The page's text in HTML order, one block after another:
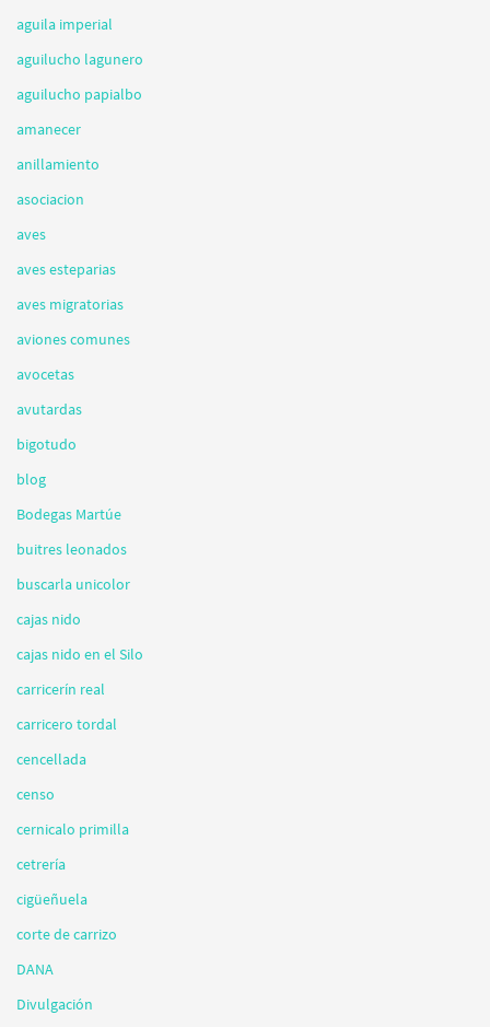
aguila imperial
aguilucho lagunero
aguilucho papialbo
amanecer
anillamiento
asociacion
aves
aves esteparias
aves migratorias
aviones comunes
avocetas
avutardas
bigotudo
blog
Bodegas Martúe
buitres leonados
buscarla unicolor
cajas nido
cajas nido en el Silo
carricerín real
carricero tordal
cencellada
censo
cernicalo primilla
cetrería
cigüeñuela
corte de carrizo
DANA
Divulgación